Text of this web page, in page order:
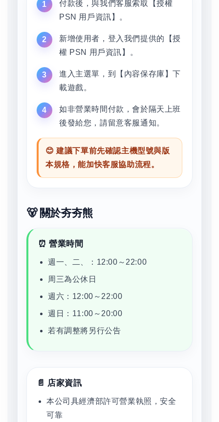
付款後，與我們客服索取【授權
PSN 用戶資訊】。
新增使用者，登入我們提供的【授
權 PSN 用戶資訊】。
進入主選單，到【內容保存庫】下
載遊戲。
如非營業時間付款，會於隔天上班
後發給您，請留意客服通知。
😊 建議下單前先確認主機型號與版
本規格，能加快客服協助流程。
🐻 關於夯夯熊
⏰ 營業時間
週一、二、：12:00～22:00
周三為公休日
週六：12:00～22:00
週日：11:00～20:00
若有調整將另行公告
📄 店家資訊
本公司具經濟部許可營業執照，安全
可靠